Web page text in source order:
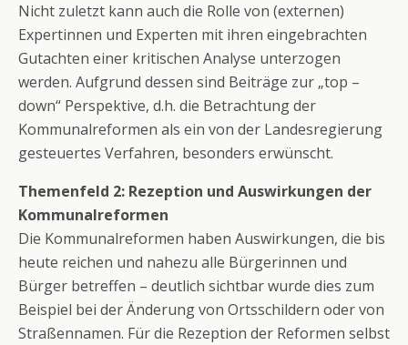
Nicht zuletzt kann auch die Rolle von (externen)
Expertinnen und Experten mit ihren eingebrachten
Gutachten einer kritischen Analyse unterzogen
werden. Aufgrund dessen sind Beiträge zur „top –
down“ Perspektive, d.h. die Betrachtung der
Kommunalreformen als ein von der Landesregierung
gesteuertes Verfahren, besonders erwünscht.
Themenfeld 2: Rezeption und Auswirkungen der
Kommunalreformen
Die Kommunalreformen haben Auswirkungen, die bis
heute reichen und nahezu alle Bürgerinnen und
Bürger betreffen – deutlich sichtbar wurde dies zum
Beispiel bei der Änderung von Ortsschildern oder von
Straßennamen. Für die Rezeption der Reformen selbst